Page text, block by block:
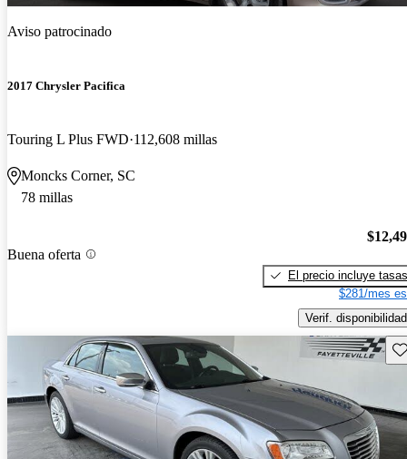
Aviso patrocinado
2017 Chrysler Pacifica
Touring L Plus FWD 112,608 millas
Moncks Corner, SC
78 millas
Buena oferta
El precio incluye tasas
$281/mes
Verif. disponibilidad